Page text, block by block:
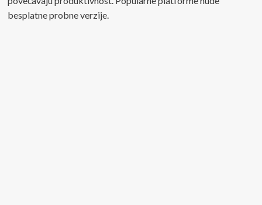
besplatne probne verzije.